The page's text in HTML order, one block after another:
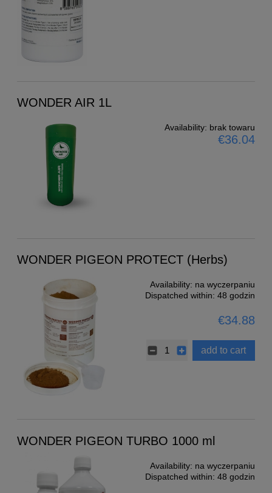
WONDER AIR 1L
Availability: brak towaru
€36.04
WONDER PIGEON PROTECT (Herbs)
Availability: na wyczerpaniu
Dispatched within: 48 godzin
€34.88
add to cart
WONDER PIGEON TURBO 1000 ml
Availability: na wyczerpaniu
Dispatched within: 48 godzin